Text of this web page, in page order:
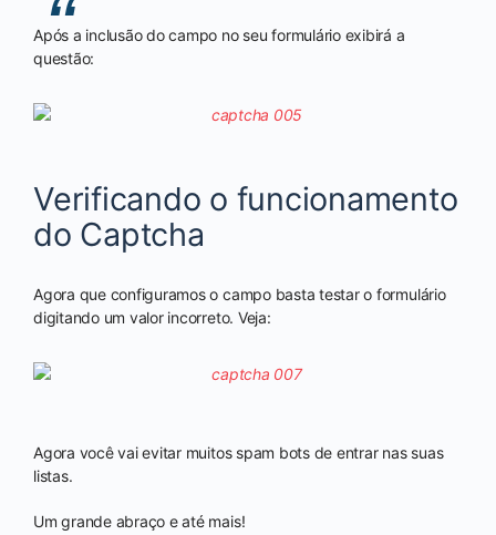
Após a inclusão do campo no seu formulário exibirá a
questão:
Verificando o funcionamento
do Captcha
Agora que configuramos o campo basta testar o formulário
digitando um valor incorreto. Veja:
Agora você vai evitar muitos spam bots de entrar nas suas
listas.
Um grande abraço e até mais!